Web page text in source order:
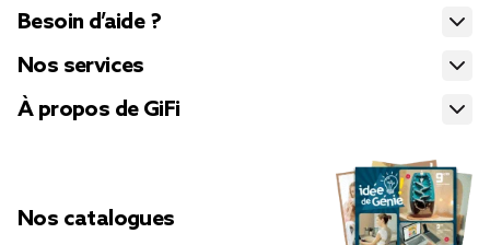
Besoin d’aide ?
Nos services
À propos de GiFi
Nos catalogues